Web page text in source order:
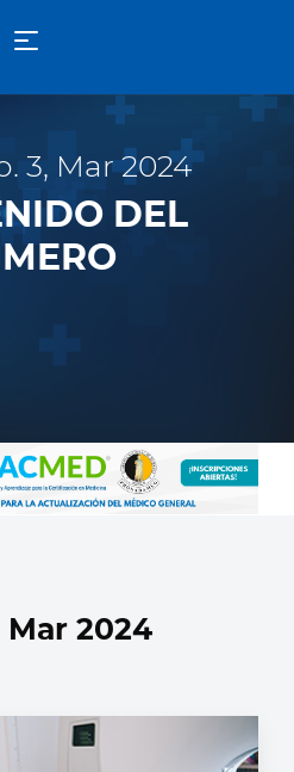
3, Mar 2024
DEL
Mar 2024